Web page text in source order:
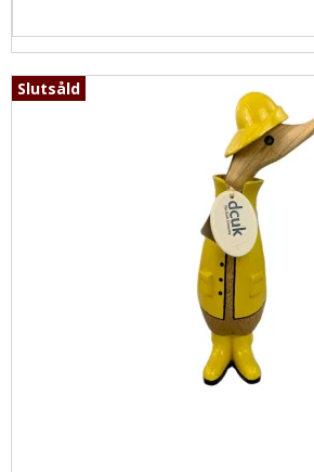
Slutsåld